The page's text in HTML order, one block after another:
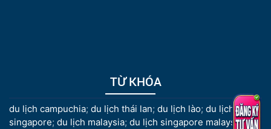
TỪ KHÓA
du lịch campuchia; du lịch thái lan; du lịch lào; du lịch
singapore; du lịch malaysia; du lịch singapore malaysia;du